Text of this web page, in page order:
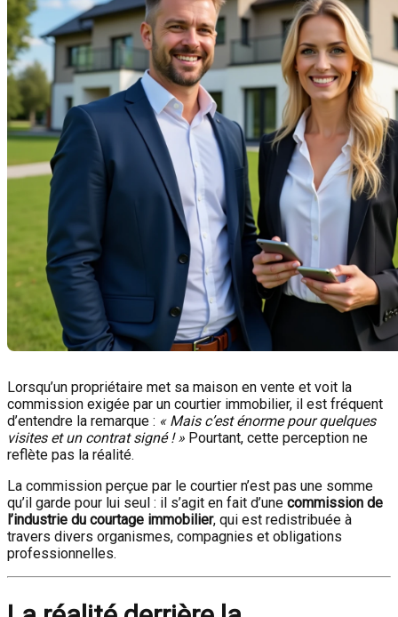
Lorsqu’un propriétaire met sa maison en vente et voit la
commission exigée par un courtier immobilier, il est fréquent
d’entendre la remarque : « Mais c’est énorme pour quelques
visites et un contrat signé ! » Pourtant, cette perception ne
reflète pas la réalité.
La commission perçue par le courtier n’est pas une somme
qu’il garde pour lui seul : il s’agit en fait d’une commission de
l’industrie du courtage immobilier, qui est redistribuée à
travers divers organismes, compagnies et obligations
professionnelles.